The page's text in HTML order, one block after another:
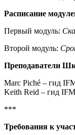
Расписание
Первый модуль:
Второй модуль:
Преподаватели
Marc Piché – гид
Keith Reid – гид
***
Требования к